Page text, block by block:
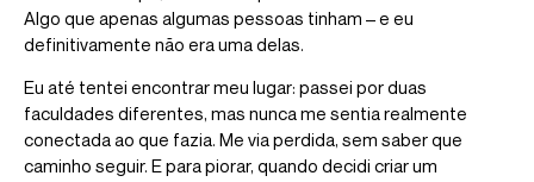
Algo que apenas algumas pessoas tinham – e eu
definitivamente não era uma delas.
Eu até tentei encontrar meu lugar: passei por duas
faculdades diferentes, mas nunca me sentia realmente
conectada ao que fazia. Me via perdida, sem saber que
caminho seguir. E para piorar, quando decidi criar um